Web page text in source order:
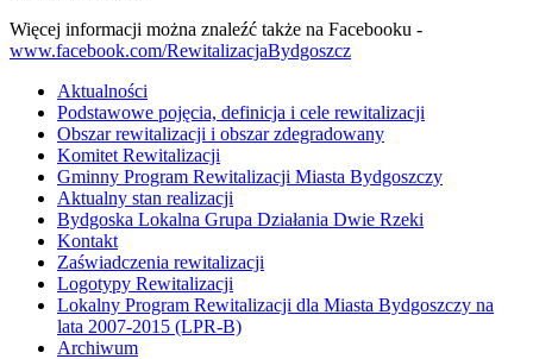
Więcej informacji można znaleźć także na Facebooku -
www.facebook.com/RewitalizacjaBydgoszcz
Aktualności
Podstawowe pojęcia, definicja i cele rewitalizacji
Obszar rewitalizacji i obszar zdegradowany
Komitet Rewitalizacji
Gminny Program Rewitalizacji Miasta Bydgoszczy
Aktualny stan realizacji
Bydgoska Lokalna Grupa Działania Dwie Rzeki
Kontakt
Zaświadczenia rewitalizacji
Logotypy Rewitalizacji
Lokalny Program Rewitalizacji dla Miasta Bydgoszczy na
lata 2007-2015 (LPR-B)
Archiwum